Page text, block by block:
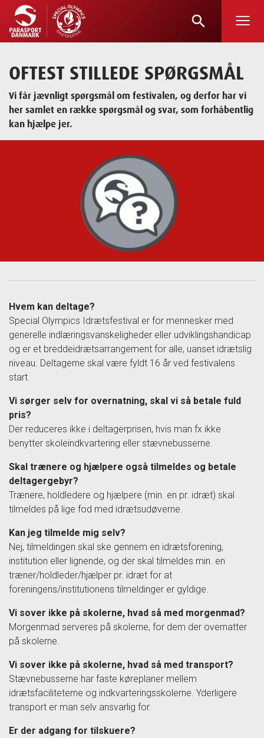
Skip
to
content
search
OFTEST STILLEDE SPØRGSMÅL
Vi får jævnligt spørgsmål om festivalen, og derfor har vi
her samlet en række spørgsmål og svar, som forhåbentlig
kan hjælpe jer.
Hvem kan deltage?
Special Olympics Idrætsfestival er for mennesker med
generelle indlæringsvanskeligheder eller udviklingshandicap
og er et breddeidrætsarrangement for alle, uanset idrætslig
niveau. Deltagerne skal være fyldt 16 år ved festivalens
start.
Vi sørger selv for overnatning, skal vi så betale fuld
pris?
Der reduceres ikke i deltagerprisen, hvis man fx ikke
benytter skoleindkvartering eller stævnebusserne.
Skal trænere og hjælpere også tilmeldes og betale
deltagergebyr?
Trænere, holdledere og hjælpere (min. en pr. idræt) skal
tilmeldes på lige fod med idrætsudøverne.
Kan jeg tilmelde mig selv?
Nej, tilmeldingen skal ske gennem en idrætsforening,
institution eller lignende, og der skal tilmeldes min. en
træner/holdleder/hjælper pr. idræt for at
foreningens/institutionens tilmeldinger er gyldige.
Vi sover ikke på skolerne, hvad så med morgenmad?
Morgenmad serveres på skolerne, for dem der overnatter
på skolerne.
Vi sover ikke på skolerne, hvad så med transport?
Stævnebusserne har faste køreplaner mellem
idrætsfaciliteterne og indkvarteringsskolerne. Yderligere
transport er man selv ansvarlig for.
Er der adgang for tilskuere?